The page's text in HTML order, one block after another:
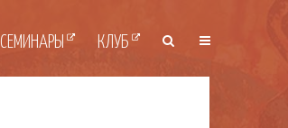
СЕМИНАРЫ КЛУБ